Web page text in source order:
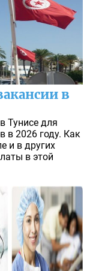
в
Тунисе для
в 2026 году. Как
и в других
в этой